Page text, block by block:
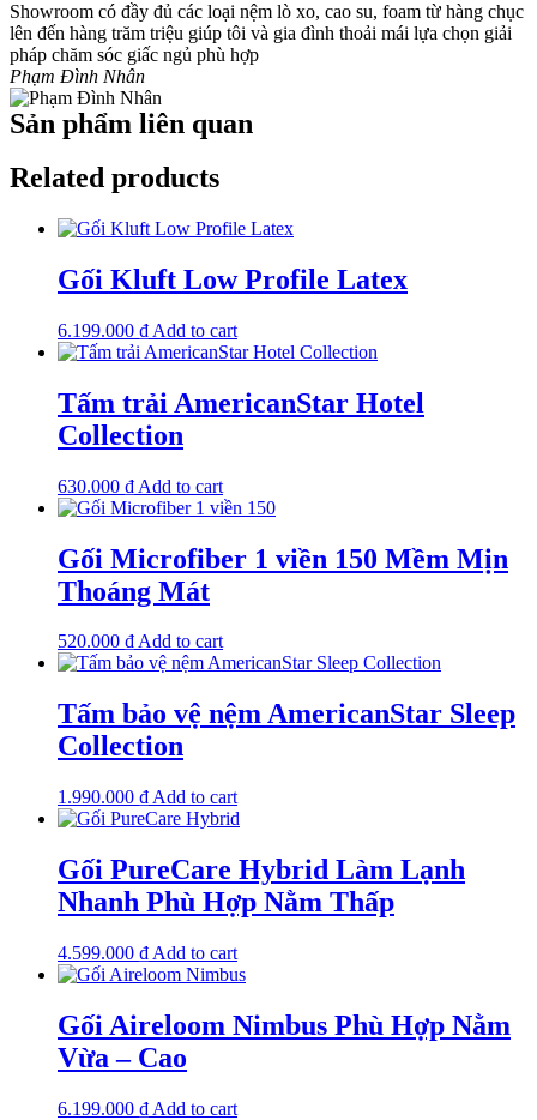
Showroom có đầy đủ các loại nệm lò xo, cao su, foam từ hàng chục
lên đến hàng trăm triệu giúp tôi và gia đình thoải mái lựa chọn giải
pháp chăm sóc giấc ngủ phù hợp
Phạm Đình Nhân
Sản phẩm liên quan
Related products
Gối Kluft Low Profile Latex
6.199.000 ₫ Add to cart
Tấm trải AmericanStar Hotel
Collection
630.000 ₫ Add to cart
Gối Microfiber 1 viền 150 Mềm Mịn
Thoáng Mát
520.000 ₫Add to cart
Tấm bảo vệ nệm AmericanStar Sleep
Collection
1.990.000 ₫ Add to cart
Gối PureCare Hybrid Làm Lạnh
Nhanh Phù Hợp Nằm Thấp
4.599.000 ₫ Add to cart
Gối Aireloom Nimbus Phù Hợp Nằm
Vừa – Cao
6.199.000 ₫ Add to cart